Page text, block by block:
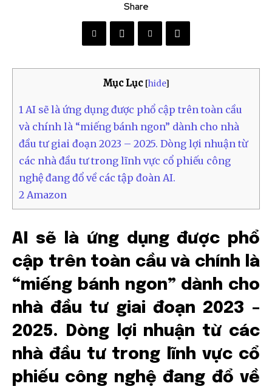
Share
Mục Lục [hide]
1 AI sẽ là ứng dụng được phổ cập trên toàn cầu
và chính là “miếng bánh ngon” dành cho nhà
đầu tư giai đoạn 2023 – 2025. Dòng lợi nhuận từ
các nhà đầu tư trong lĩnh vực cổ phiếu công
nghệ đang đổ về các tập đoàn AI.
2 Amazon
AI sẽ là ứng dụng được phổ
cập trên toàn cầu và chính là
“miếng bánh ngon” dành cho
nhà đầu tư giai đoạn 2023 –
2025. Dòng lợi nhuận từ các
nhà đầu tư trong lĩnh vực cổ
phiếu công nghệ đang đổ về